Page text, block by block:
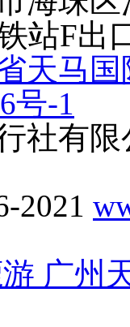
站F出
天马
号-1
社有
2021
广州